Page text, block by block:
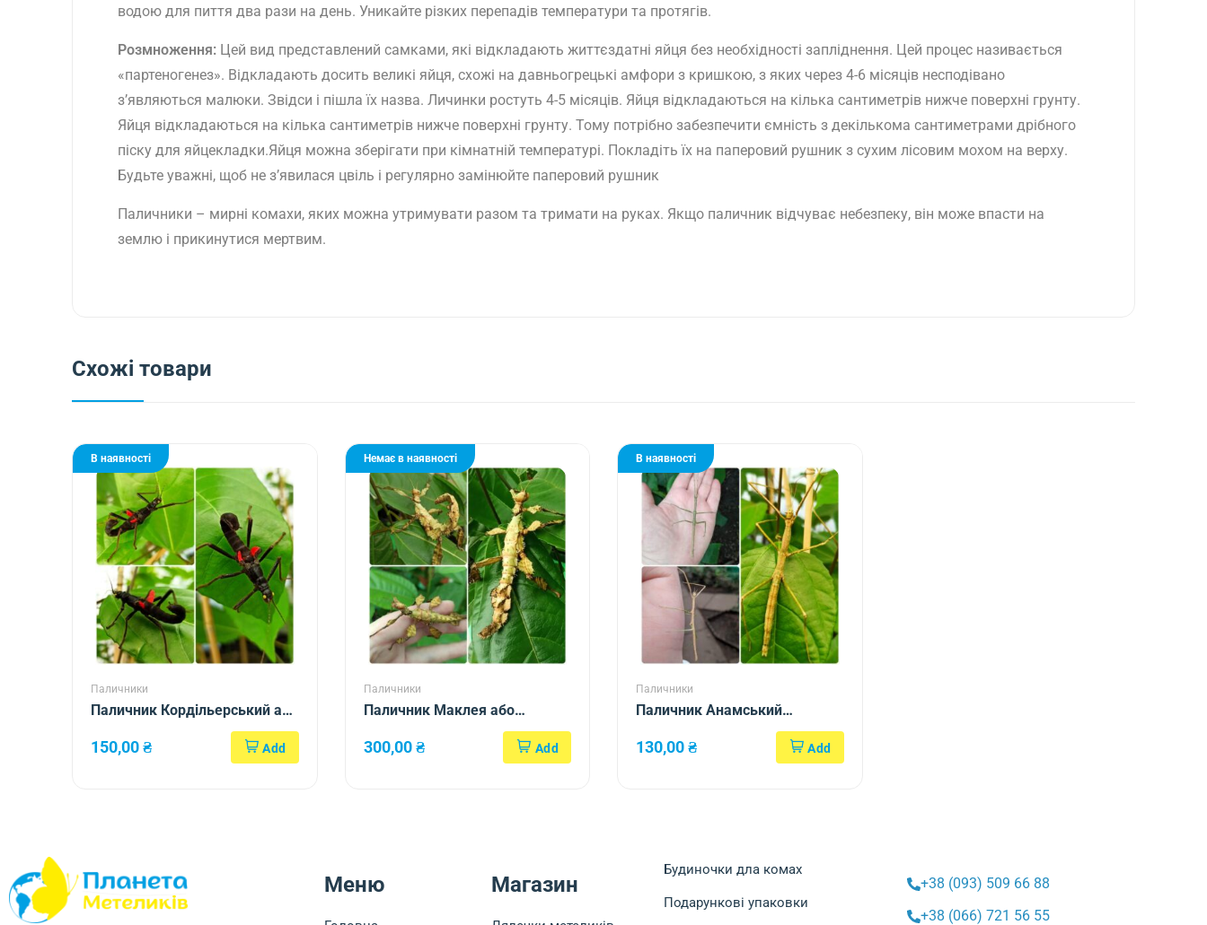
водою для пиття два рази на день. Уникайте різких перепадів температури та протягів.
Розмноження: Цей вид представлений самками, які відкладають життєздатні яйця без необхідності запліднення. Цей процес називається
«партеногенез». Відкладають досить великі яйця, схожі на давньогрецькі амфори з кришкою, з яких через 4-6 місяців несподівано
з’являються малюки. Звідси і пішла їх назва. Личинки ростуть 4-5 місяців. Яйця відкладаються на кілька сантиметрів нижче поверхні грунту.
Яйця відкладаються на кілька сантиметрів нижче поверхні грунту. Тому потрібно забезпечити ємність з декількома сантиметрами дрібного
піску для яйцекладки.Яйця можна зберігати при кімнатній температурі. Покладіть їх на паперовий рушник з сухим лісовим мохом на верху.
Будьте уважні, щоб не з’явилася цвіль і регулярно замінюйте паперовий рушник
Паличники – мирні комахи, яких можна утримувати разом та тримати на руках. Якщо паличник відчуває небезпеку, він може впасти на
землю і прикинутися мертвим.
Схожі товари
В наявності
Паличники
Паличник Кордільерський або
перуанський (Peruphasma
shultei)
150,00₴
Немає в наявності
Паличники
Паличник Маклея або
гігантський австралійський
(Extatosoma tiaratum)
300,00₴
В наявності
Паличники
Паличник Анамський
(Medauroidea extradentata)
130,00₴
Меню Магазин
Будиночки дла комах
Подарункові упаковки
+38 (093) 509 66 88
+38 (066) 721 56 55